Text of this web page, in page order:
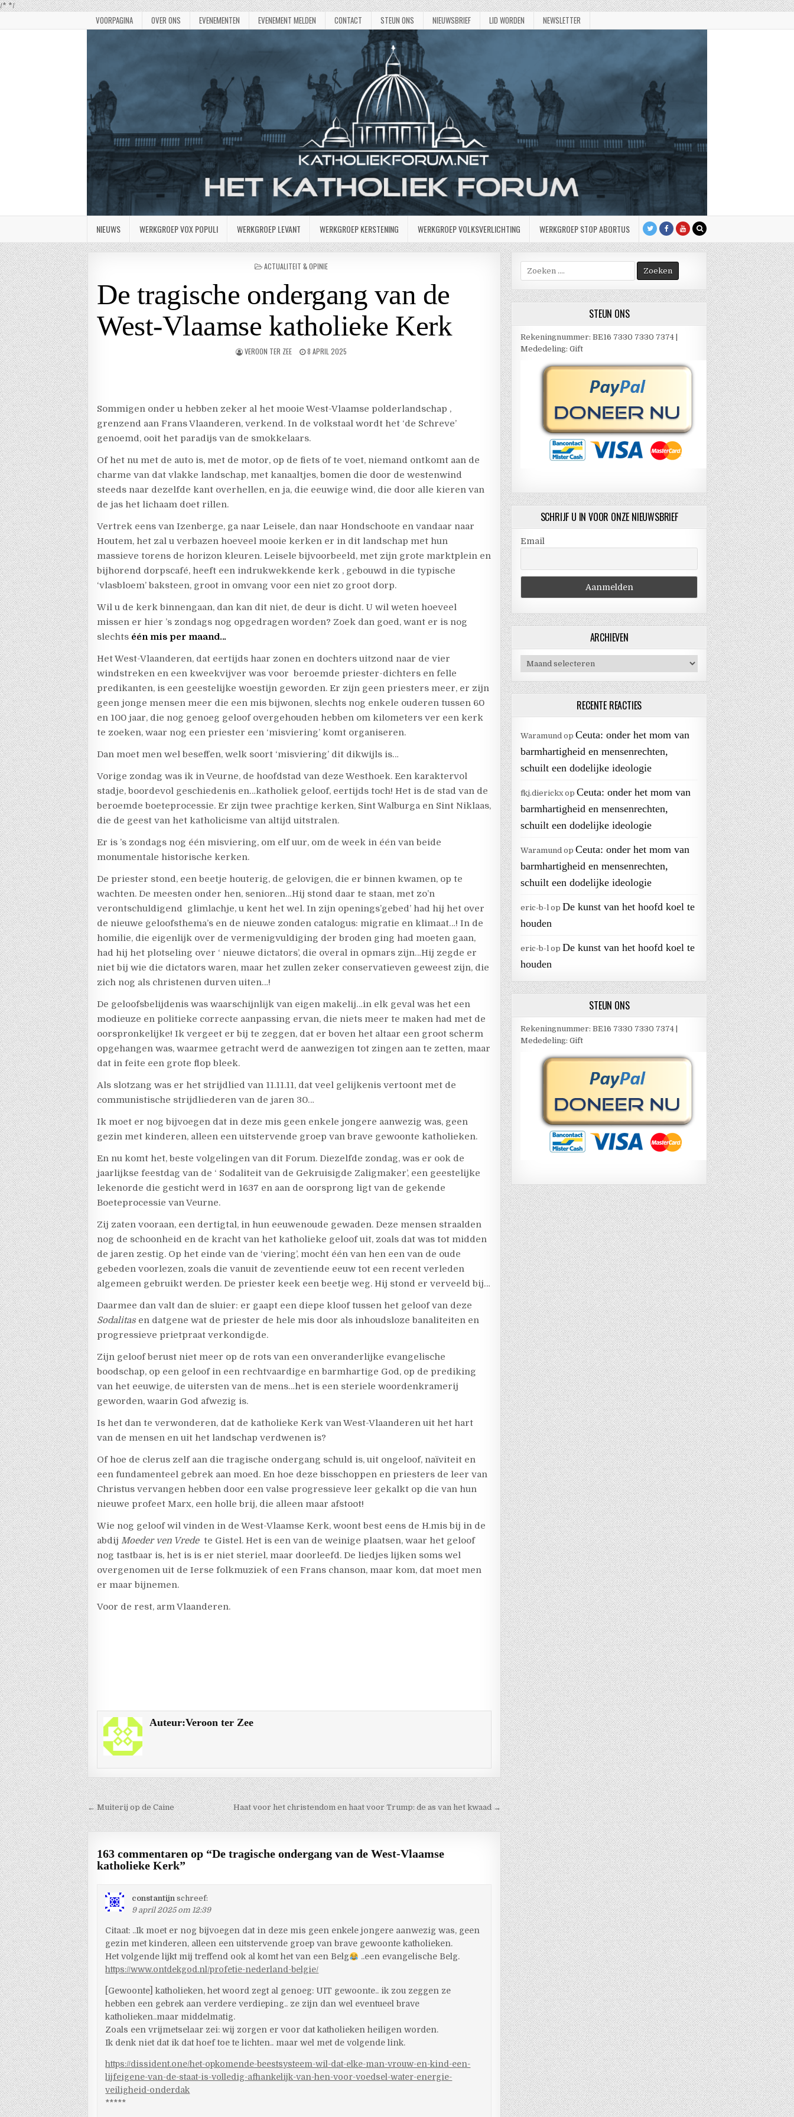
/**/
VOORPAGINA OVER ONS EVENEMENTEN EVENEMENT MELDEN CONTACT STEUN ONS NIEUWSBRIEF LID WORDEN NEWSLETTER
NIEUWS WERKGROEP VOX POPULI WERKGROEP LEVANT WERKGROEP KERSTENING WERKGROEP VOLKSVERLICHTING WERKGROEP STOP ABORTUS
GEPLAATST
ACTUALITEIT & OPINIE
De tragische ondergang van de
West-Vlaamse katholieke Kerk
VEROON TER ZEE 8 APRIL 2025
Sommigen onder u hebben zeker al het mooie West-Vlaamse polderlandschap ,
grenzend aan Frans Vlaanderen, verkend. In de volkstaal wordt het ‘de Schreve’
genoemd, ooit het paradijs van de smokkelaars.
Of het nu met de auto is, met de motor, op de fiets of te voet, niemand ontkomt aan de
charme van dat vlakke landschap, met kanaaltjes, bomen die door de westenwind
steeds naar dezelfde kant overhellen, en ja, die eeuwige wind, die door alle kieren van
de jas het lichaam doet rillen.
Vertrek eens van Izenberge, ga naar Leisele, dan naar Hondschoote en vandaar naar
Houtem, het zal u verbazen hoeveel mooie kerken er in dit landschap met hun
massieve torens de horizon kleuren. Leisele bijvoorbeeld, met zijn grote marktplein en
bijhorend dorpscafé, heeft een indrukwekkende kerk , gebouwd in die typische
‘vlasbloem’ baksteen, groot in omvang voor een niet zo groot dorp.
Wil u de kerk binnengaan, dan kan dit niet, de deur is dicht. U wil weten hoeveel
missen er hier ’s zondags nog opgedragen worden? Zoek dan goed, want er is nog
slechts één mis per maand…
Het West-Vlaanderen, dat eertijds haar zonen en dochters uitzond naar de vier
windstreken en een kweekvijver was voor beroemde priester-dichters en felle
predikanten, is een geestelijke woestijn geworden. Er zijn geen priesters meer, er zijn
geen jonge mensen meer die een mis bijwonen, slechts nog enkele ouderen tussen 60
en 100 jaar, die nog genoeg geloof overgehouden hebben om kilometers ver een kerk
te zoeken, waar nog een priester een ‘misviering’ komt organiseren.
Dan moet men wel beseffen, welk soort ‘misviering’ dit dikwijls is…
Vorige zondag was ik in Veurne, de hoofdstad van deze Westhoek. Een karaktervol
stadje, boordevol geschiedenis en…katholiek geloof, eertijds toch! Het is de stad van de
beroemde boeteprocessie. Er zijn twee prachtige kerken, Sint Walburga en Sint Niklaas,
die de geest van het katholicisme van altijd uitstralen.
Er is ’s zondags nog één misviering, om elf uur, om de week in één van beide
monumentale historische kerken.
De priester stond, een beetje houterig, de gelovigen, die er binnen kwamen, op te
wachten. De meesten onder hen, senioren…Hij stond daar te staan, met zo’n
verontschuldigend glimlachje, u kent het wel. In zijn openings’gebed’ had hij het over
de nieuwe geloofsthema’s en de nieuwe zonden catalogus: migratie en klimaat…! In de
homilie, die eigenlijk over de vermenigvuldiging der broden ging had moeten gaan,
had hij het plotseling over ‘ nieuwe dictators’, die overal in opmars zijn…Hij zegde er
niet bij wie die dictators waren, maar het zullen zeker conservatieven geweest zijn, die
zich nog als christenen durven uiten…!
De geloofsbelijdenis was waarschijnlijk van eigen makelij…in elk geval was het een
modieuze en politieke correcte aanpassing ervan, die niets meer te maken had met de
oorspronkelijke! Ik vergeet er bij te zeggen, dat er boven het altaar een groot scherm
opgehangen was, waarmee getracht werd de aanwezigen tot zingen aan te zetten, maar
dat in feite een grote flop bleek.
Als slotzang was er het strijdlied van 11.11.11, dat veel gelijkenis vertoont met de
communistische strijdliederen van de jaren 30…
Ik moet er nog bijvoegen dat in deze mis geen enkele jongere aanwezig was, geen
gezin met kinderen, alleen een uitstervende groep van brave gewoonte katholieken.
En nu komt het, beste volgelingen van dit Forum. Diezelfde zondag, was er ook de
jaarlijkse feestdag van de ‘ Sodaliteit van de Gekruisigde Zaligmaker’, een geestelijke
lekenorde die gesticht werd in 1637 en aan de oorsprong ligt van de gekende
Boeteprocessie van Veurne.
Zij zaten vooraan, een dertigtal, in hun eeuwenoude gewaden. Deze mensen straalden
nog de schoonheid en de kracht van het katholieke geloof uit, zoals dat was tot midden
de jaren zestig. Op het einde van de ‘viering’, mocht één van hen een van de oude
gebeden voorlezen, zoals die vanuit de zeventiende eeuw tot een recent verleden
algemeen gebruikt werden. De priester keek een beetje weg. Hij stond er verveeld bij…
Daarmee dan valt dan de sluier: er gaapt een diepe kloof tussen het geloof van deze
Sodalitas en datgene wat de priester de hele mis door als inhoudsloze banaliteiten en
progressieve prietpraat verkondigde.
Zijn geloof berust niet meer op de rots van een onveranderlijke evangelische
boodschap, op een geloof in een rechtvaardige en barmhartige God, op de prediking
van het eeuwige, de uitersten van de mens…het is een steriele woordenkramerij
geworden, waarin God afwezig is.
Is het dan te verwonderen, dat de katholieke Kerk van West-Vlaanderen uit het hart
van de mensen en uit het landschap verdwenen is?
Of hoe de clerus zelf aan die tragische ondergang schuld is, uit ongeloof, naïviteit en
een fundamenteel gebrek aan moed. En hoe deze bisschoppen en priesters de leer van
Christus vervangen hebben door een valse progressieve leer gekalkt op die van hun
nieuwe profeet Marx, een holle brij, die alleen maar afstoot!
Wie nog geloof wil vinden in de West-Vlaamse Kerk, woont best eens de H.mis bij in de
abdij Moeder ven Vrede te Gistel. Het is een van de weinige plaatsen, waar het geloof
nog tastbaar is, het is is er niet steriel, maar doorleefd. De liedjes lijken soms wel
overgenomen uit de Ierse folkmuziek of een Frans chanson, maar kom, dat moet men
er maar bijnemen.
Voor de rest, arm Vlaanderen.
Auteur:Veroon ter Zee
Berichtnavigatie
← Muiterij op de Caine Haat voor het christendom en haat voor Trump: de as van het kwaad →
163 commentaren op “De tragische ondergang van de West-Vlaamse
katholieke Kerk”
constantijn schreef:
9 april 2025 om 12:39
Citaat: ..Ik moet er nog bijvoegen dat in deze mis geen enkele jongere aanwezig was, geen
gezin met kinderen, alleen een uitstervende groep van brave gewoonte katholieken.
Het volgende lijkt mij treffend ook al komt het van een Belg
..een evangelische Belg.
https://www.ontdekgod.nl/profetie-nederland-belgie/
[Gewoonte] katholieken, het woord zegt al genoeg: UIT gewoonte.. ik zou zeggen ze
hebben een gebrek aan verdere verdieping.. ze zijn dan wel eventueel brave
katholieken..maar middelmatig.
Zoals een vrijmetselaar zei: wij zorgen er voor dat katholieken heiligen worden.
Ik denk niet dat ik dat hoef toe te lichten.. maar wel met de volgende link.
https://dissident.one/het-opkomende-beestsysteem-wil-dat-elke-man-vrouw-en-kind-een-
lijfeigene-van-de-staat-is-volledig-afhankelijk-van-hen-voor-voedsel-water-energie-
veiligheid-onderdak
*****
Zoek
naar:
STEUN ONS
Rekeningnummer: BE16 7330 7330 7374 |
Mededeling: Gift
SCHRIJF U IN VOOR ONZE NIEUWSBRIEF
Email
ARCHIEVEN
Archieven
RECENTE REACTIES
Waramund opCeuta: onder het mom van
barmhartigheid en mensenrechten,
schuilt een dodelijke ideologie
fkj.dierickxopCeuta: onder het mom van
barmhartigheid en mensenrechten,
schuilt een dodelijke ideologie
Waramund opCeuta: onder het mom van
barmhartigheid en mensenrechten,
schuilt een dodelijke ideologie
eric-b-l opDe kunst van het hoofd koel te
houden
eric-b-l opDe kunst van het hoofd koel te
houden
STEUN ONS
Rekeningnummer: BE16 7330 7330 7374 |
Mededeling: Gift